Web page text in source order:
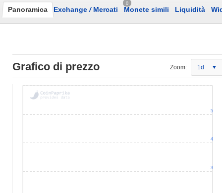
Panoramica Exchange /Mercati
0
Monete simili Liquidità
Grafico di prezzo Zoom: 1d
3
4
5